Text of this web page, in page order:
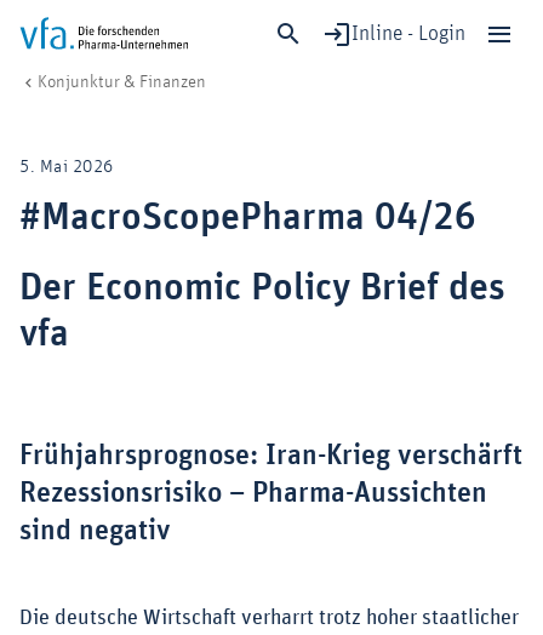
Inline - Login
Forschung & Entwicklung
Gesundheit & Versorgung
Wirtschaft & Standort
Verband & Mitglieder
Medien
Konjunktur & Finanzen
5. Mai 2026
#MacroScopePharma 04/26
Der Economic Policy Brief des
vfa
Frühjahrsprognose: Iran-Krieg verschärft
Rezessionsrisiko – Pharma-Aussichten
sind negativ
Die deutsche Wirtschaft verharrt trotz hoher staatlicher